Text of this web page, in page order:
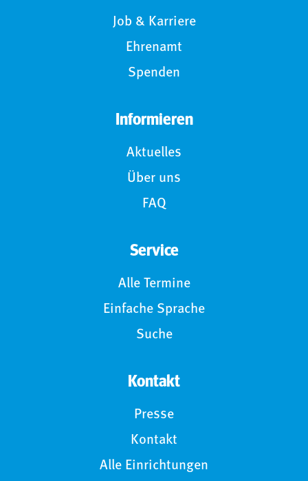
Job & Karriere
Ehrenamt
Spenden
Informieren
Aktuelles
Über uns
FAQ
Service
Alle Termine
Einfache Sprache
Suche
Kontakt
Presse
Kontakt
Alle Einrichtungen